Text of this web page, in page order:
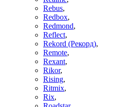
Rebus,
Redbox,
Redmond,
Reflect,
Rekord (Рекорд),
Remote,
Rexant,
Rikor,
Rising,
Ritmix,
Rix,